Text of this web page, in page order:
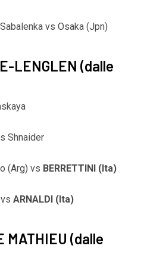
vs Osaka (Jpn)
LENGLEN (dalle
Shnaider
(Arg) vs BERRETTINI (Ita)
ARNALDI (Ita)
MATHIEU (dalle